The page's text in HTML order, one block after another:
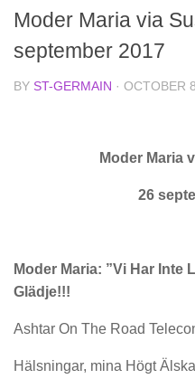
Moder Maria via
september 2017
BY ST-GERMAIN · OCTOBER
Moder Maria
26
Moder Maria: ”Vi Har Inte
Glädje!!!
Ashtar On The Road
Hälsningar, mina Högt